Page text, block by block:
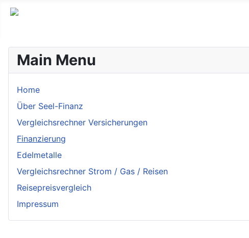
Main Menu
Home
Über Seel-Finanz
Vergleichsrechner Versicherungen
Finanzierung
Edelmetalle
Vergleichsrechner Strom / Gas / Reisen
Reisepreisvergleich
Impressum